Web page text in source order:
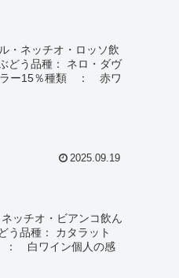
・ネッチオ・ロッソ飲
う品種： ネロ・ダヴ
ラー15％種類 ： 赤ワ
2025.09.19
ッチオ・ビアンコ飲ん
品種： カタラット
： 白ワイン個人の感